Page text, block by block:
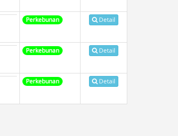
Perkebunan Detail
Perkebunan Detail
Perkebunan Detail